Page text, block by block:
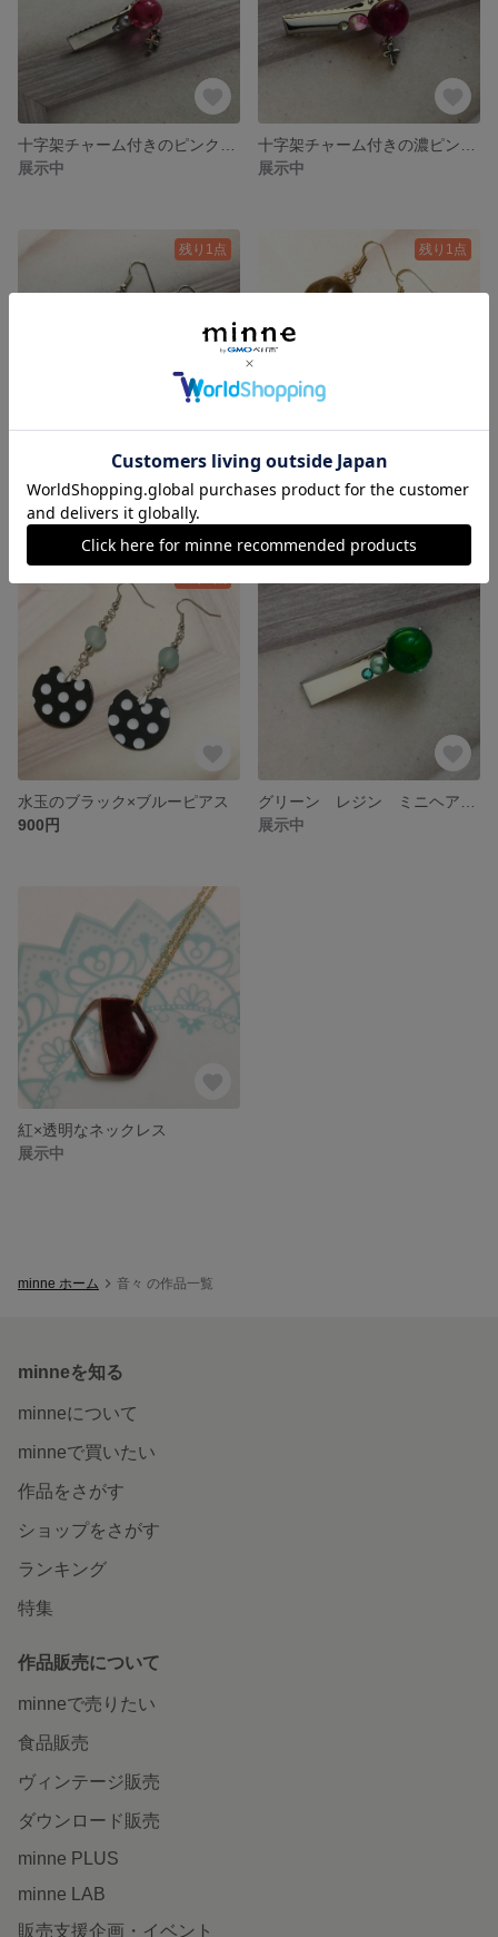
展示中
展示中
残り1点
ランダム模様のブルーピアス
900円
残り1点
大ぶり ブラウン ピアス
900円
水玉のブラック×ブルーピアス
900円
展示中
紅×透明なネックレス
展示中
minne ホーム 音々 の作品一覧
minneを知る
minneについて
minneで買いたい
作品をさがす
ショップをさがす
ランキング
特集
作品販売について
minneで売りたい
食品販売
ヴィンテージ販売
ダウンロード販売
minne PLUS
minne LAB
販売支援企画・イベント